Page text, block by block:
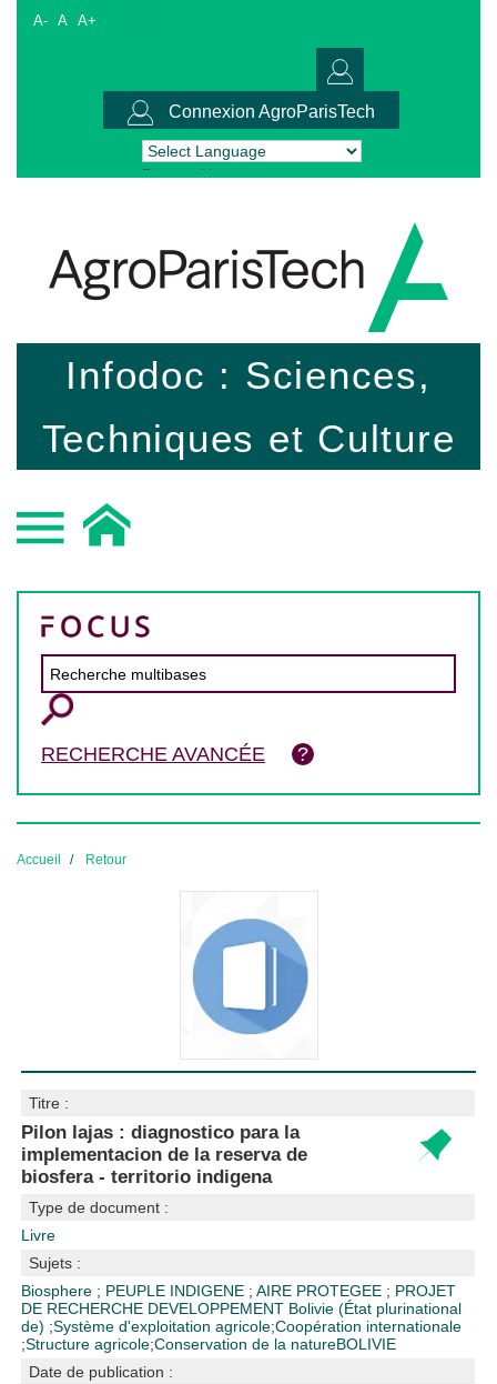
A- A A+
Connexion AgroParisTech
Powered by Translate
Infodoc : Sciences,
Techniques et Culture
RECHERCHE AVANCÉE
Accueil Retour
Titre :
Pilon lajas : diagnostico para la
implementacion de la reserva de
biosfera - territorio indigena
Type de document :
Livre
Sujets :
Biosphere ; PEUPLE INDIGENE ;AIRE PROTEGEE ; PROJET
DE RECHERCHE DEVELOPPEMENT Bolivie (État plurinational
de) ;Système d'exploitation agricole;Coopération internationale
;Structure agricole;Conservation de la natureBOLIVIE
Date de publication :